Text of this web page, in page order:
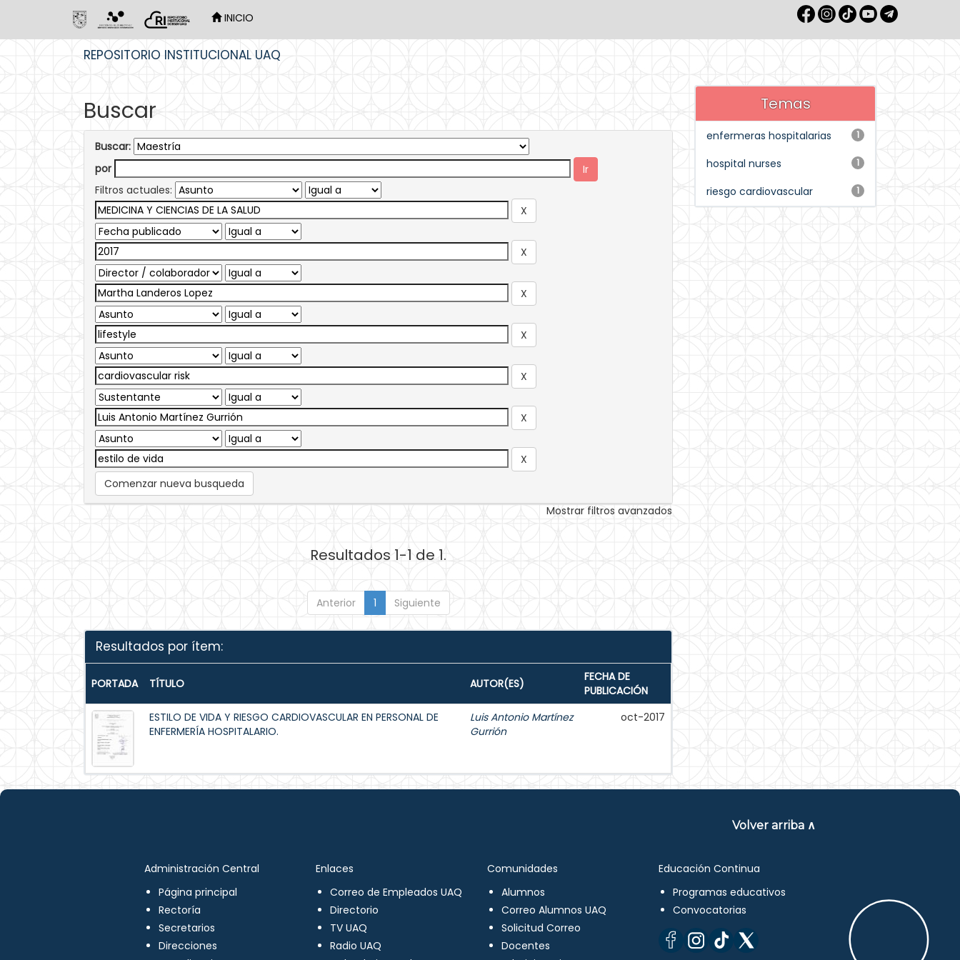
INICIO
REPOSITORIO INSTITUCIONAL UAQ
Buscar
Buscar:
por
Filtros actuales:
Comenzar nueva busqueda
Mostrar filtros avanzados
Resultados 1-1 de 1.
Anterior 1 Siguiente
Resultados por ítem:
PORTADA TÍTULO AUTOR(ES)
FECHA DE
PUBLICACIÓN
ESTILO DE VIDA Y RIESGO CARDIOVASCULAR EN PERSONAL DE
ENFERMERÍA HOSPITALARIO.
Luis Antonio Martínez
Gurrión
oct-2017
Temas
1
enfermeras hospitalarias
1
hospital nurses
1
riesgo cardiovascular
Volver arriba ∧
Administración Central
Página principal
Rectoría
Secretarios
Direcciones
Enlaces
Correo de Empleados UAQ
Directorio
TV UAQ
Radio UAQ
Comunidades
Alumnos
Correo Alumnos UAQ
Solicitud Correo
Docentes
Educación Continua
Programas educativos
Convocatorias